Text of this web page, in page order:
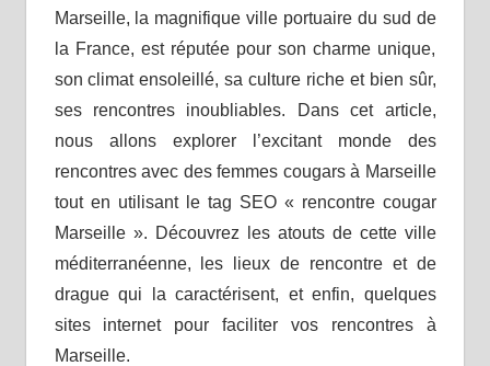
Marseille, la magnifique ville portuaire du sud de
la France, est réputée pour son charme unique,
son climat ensoleillé, sa culture riche et bien sûr,
ses rencontres inoubliables. Dans cet article,
nous allons explorer l’excitant monde des
rencontres avec des femmes cougars à Marseille
tout en utilisant le tag SEO « rencontre cougar
Marseille ». Découvrez les atouts de cette ville
méditerranéenne, les lieux de rencontre et de
drague qui la caractérisent, et enfin, quelques
sites internet pour faciliter vos rencontres à
Marseille.